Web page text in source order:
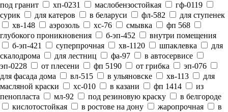
под гранит
хп-0231 маслобензостойкая
гф-0119
сурик
для катеров в беларуси фл-582
для ступенек
хв-148
аэрозоль хс-76 смывка
фп 568
глубокого проникновения
б-эп-452
внутри помещения
б-эп-421
суперпрочная хв-1120 шпаклевка
для
скалодрома
для лестниц фа-97
в автосервисе
эп-0228
от плесени фп 5190 от грибка
эп-076
для фасада дома
вл-515 в ульяновске хв-113
для
масляной краски
хс-010 в казани фп 1414
из
пенопласта
мл-92 под резиновую краску
в белгороде
кислотостойкая
в ростове на дону жаропрочная
в